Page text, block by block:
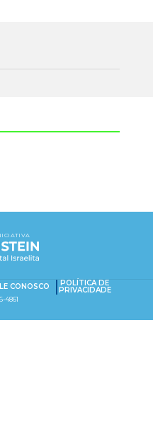
CONOSCO POLÍTICA DE
PRIVACIDADE
4861